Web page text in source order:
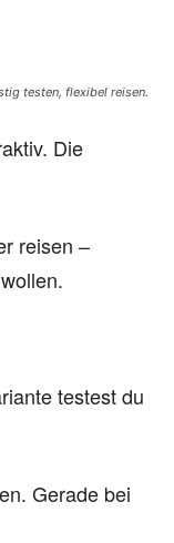
testen, flexibel reisen.
Die
reisen –
testest du
Gerade bei